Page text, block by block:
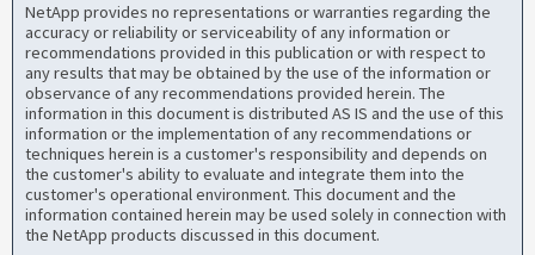
NetApp provides no representations or warranties regarding the
accuracy or reliability or serviceability of any information or
recommendations provided in this publication or with respect to
any results that may be obtained by the use of the information or
observance of any recommendations provided herein. The
information in this document is distributed AS IS and the use of this
information or the implementation of any recommendations or
techniques herein is a customer's responsibility and depends on
the customer's ability to evaluate and integrate them into the
customer's operational environment. This document and the
information contained herein may be used solely in connection with
the NetApp products discussed in this document.